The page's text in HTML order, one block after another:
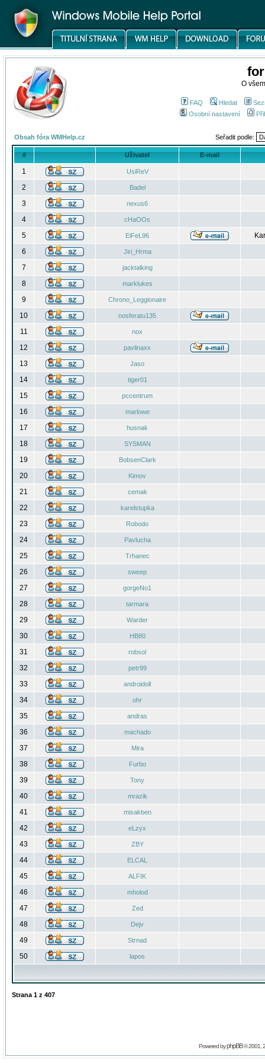
O
FAQ Hledat
Osobní nastavení
Obsah fóra WMHelp.cz Seřadit podle:
# Uživatel E-mail
1 UsiReV
2 Badel
3 nexus6
4 cHaOOs
5 EiFeL96
6
Jiri_Hrma
7 jacktalking
8 marklukes
9 Chrono_Leggionaire
10 nosferatu135
11 nox
12 pavlinaxx
13 Jaso
14 tiger01
15 pccentrum
16 marlowe
17 husnak
18 SYSMAN
19 BobsenClark
20 Kimov
21 cemak
22 karelstupka
23 Robodo
24 Pavlucha
25 Trhanec
26 sweep
27 gorgeNo1
28 tarmara
29 Warder
30 HB80
31 robsol
32 petr99
33 androidoll
34 ohr
35 andras
36 machado
37 Mira
38 Furbo
39 Tony
40 mrazik
41 misakben
42 eLzyx
43 ZBY
44 ELCAL
45 ALFIK
46 mholod
47 Zed
48 Dejv
49 Strnad
50 lapos
Strana 1 z 407
Powered byphpBB© 2001,